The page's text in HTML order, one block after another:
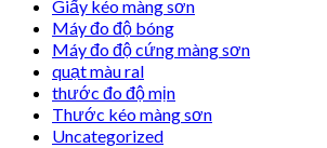
Giấy kéo màng sơn
Máy đo độ bóng
Máy đo độ cứng màng sơn
quạt màu ral
thước đo độ mịn
Thước kéo màng sơn
Uncategorized